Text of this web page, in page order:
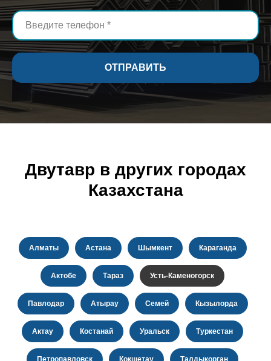
ОТПРАВИТЬ
Двутавр в других городах
Казахстана
Алматы Астана Шымкент Караганда
Актобе Тараз Усть-Каменогорск
Павлодар Атырау Семей Кызылорда
Актау Костанай Уральск Туркестан
Петропавловск Кокшетау Талдыкорган